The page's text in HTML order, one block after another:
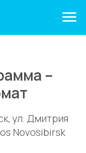
–
ул. Дмитрия
Novosibirsk